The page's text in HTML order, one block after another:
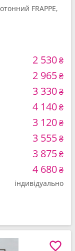
FRAPPE,
2 530₴
2 965₴
3 330₴
4 140₴
3 120₴
3 555₴
3 875₴
4 680₴
індивідуально